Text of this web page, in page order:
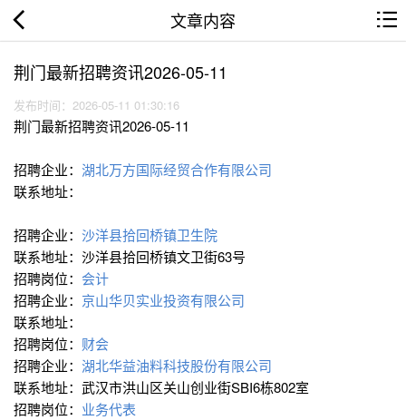
文章内容
荆门最新招聘资讯2026-05-11
发布时间：2026-05-11 01:30:16
荆门最新招聘资讯2026-05-11
招聘企业： 湖北万方国际经贸合作有限公司
联系地址：
招聘企业： 沙洋县拾回桥镇卫生院
联系地址：沙洋县拾回桥镇文卫街63号
招聘岗位： 会计
招聘企业： 京山华贝实业投资有限公司
联系地址：
招聘岗位： 财会
招聘企业： 湖北华益油料科技股份有限公司
联系地址：武汉市洪山区关山创业街SBI6栋802室
招聘岗位： 业务代表